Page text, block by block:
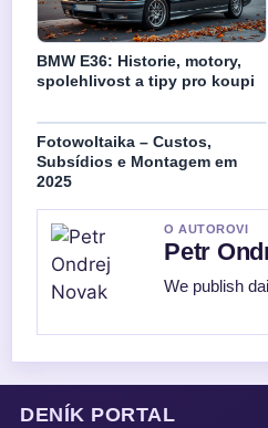
BMW E36: Historie, motory,
spolehlivost a tipy pro koupi
Fotowoltaika – Custos,
Subsídios e Montagem em
2025
O AUTOROVI
Petr
We publish
DENÍK PORTAL